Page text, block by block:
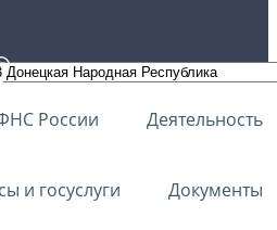
России Деятельность
и госуслуги Документы